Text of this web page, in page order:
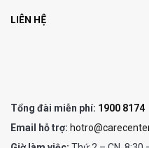
LIÊN HỆ
Tổng đài miễn phí: 1900 8174
Email hỗ trợ: